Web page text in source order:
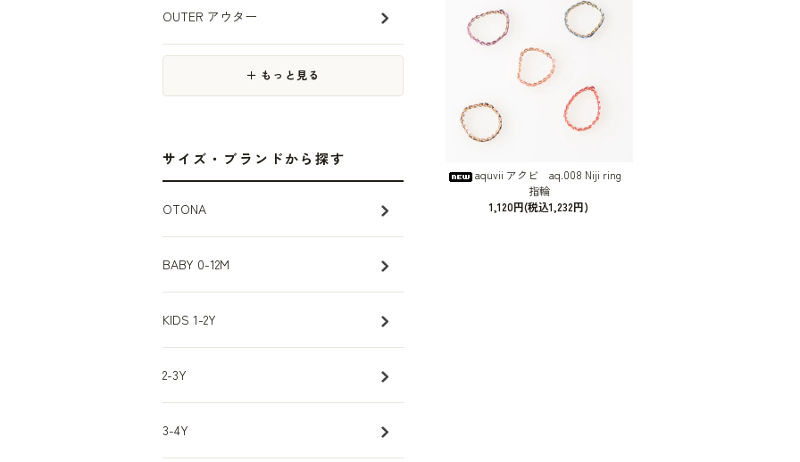
aquvii アクビ aq.008 Niji ring
指輪
1,120円(税込1,232円)
OUTER アウター
＋ もっと見る
サイズ・ブランドから探す
OTONA
BABY 0-12M
KIDS 1-2Y
2-3Y
3-4Y